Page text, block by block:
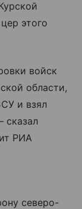
этого
войск
области,
и взял
сказал
РИА
северо-